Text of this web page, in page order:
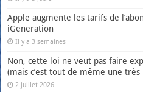
Apple augmente les tarifs de
iGeneration
Il y a 3 semaines
Non, cette loi ne veut pas faire
(mais c’est tout de même une très
2 juillet 2026